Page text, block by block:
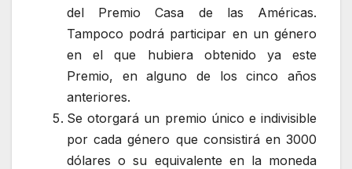
del Premio Casa de las Américas.
Tampoco podrá participar en un género
en el que hubiera obtenido ya este
Premio, en alguno de los cinco años
anteriores.
Se otorgará un premio único e indivisible
por cada género que consistirá en 3000
dólares o su equivalente en la moneda